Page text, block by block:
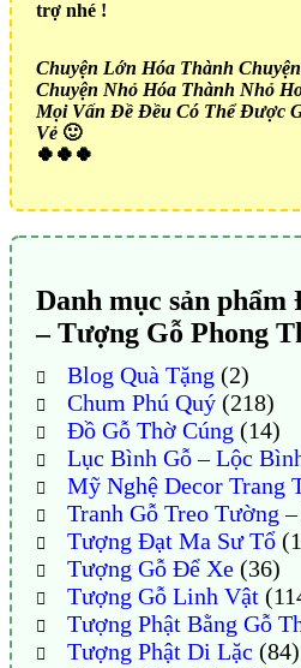
trợ nhé !
Chuyện Lớn Hóa Thành
Chuyện Nhỏ Hóa Thành Nhỏ
Mọi Vấn Đề Đều Có Thể Được
Vẻ 🙂
🍀🍀🍀
Danh mục sản phẩm
– Tượng Gỗ Phong
Blog Quà Tặng (2)
Chum Phú Quý(218)
Đồ Gỗ Thờ Cúng (14)
Lục Bình Gỗ – Lộc
Mỹ Nghệ Decor Trang
Tranh Gỗ Treo Tường
Tượng Đạt Ma Sư Tổ
Tượng Gỗ Để Xe(36)
Tượng Gỗ Linh Vật
Tượng Phật Bằng Gỗ
Tượng Phật Di Lặc (84)